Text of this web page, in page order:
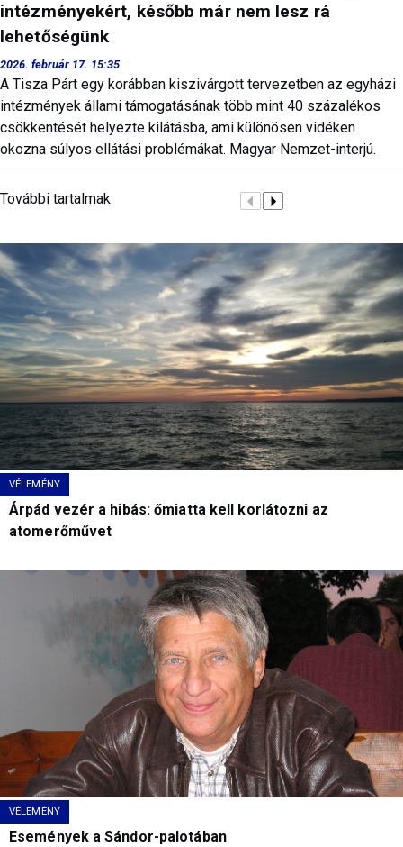
intézményekért, később már nem lesz rá
lehetőségünk
2026. február 17. 15:35
A Tisza Párt egy korábban kiszivárgott tervezetben az egyházi
intézmények állami támogatásának több mint 40 százalékos
csökkentését helyezte kilátásba, ami különösen vidéken
okozna súlyos ellátási problémákat. Magyar Nemzet-interjú.
További tartalmak:
VÉLEMÉNY
Árpád vezér a hibás: őmiatta kell korlátozni az
atomerőművet
VÉLEMÉNY
Események a Sándor-palotában